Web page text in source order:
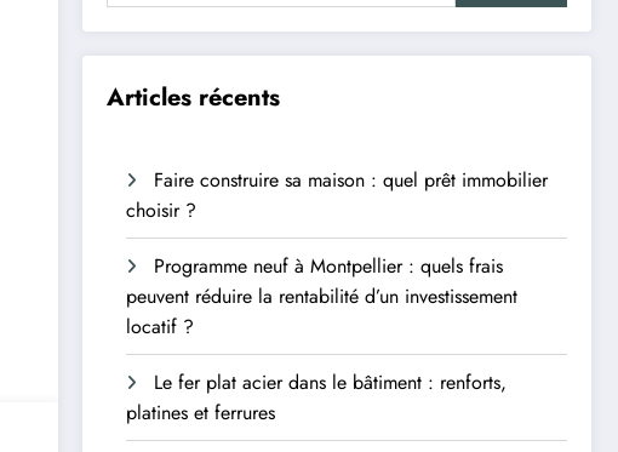
Articles récents
Faire construire sa maison : quel prêt immobilier
choisir ?
Programme neuf à Montpellier : quels frais
peuvent réduire la rentabilité d’un investissement
locatif ?
Le fer plat acier dans le bâtiment : renforts,
platines et ferrures